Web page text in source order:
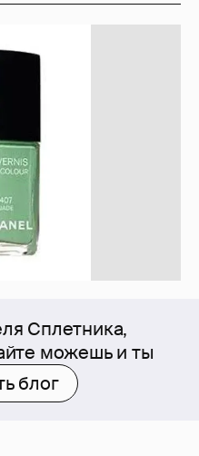
Сплетника,
можешь и ты
блог